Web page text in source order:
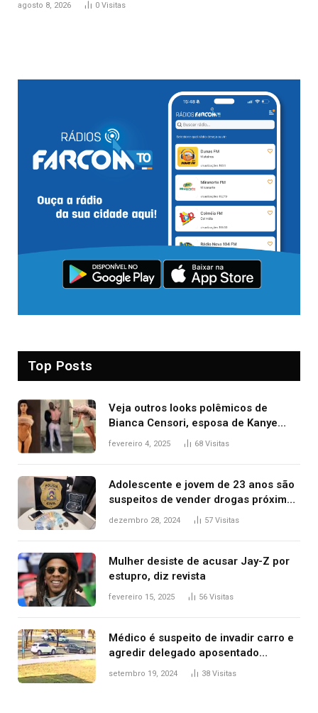
agosto 8, 2026 0 Visitas
Top Posts
Veja outros looks polêmicos de
Bianca Censori, esposa de Kanye
West que apareceu nua no Grammy
fevereiro 4, 2025 68 Visitas
Adolescente e jovem de 23 anos são
suspeitos de vender drogas próximo
de delegacia e escola, diz polícia
dezembro 28, 2024 57 Visitas
Mulher desiste de acusar Jay-Z por
estupro, diz revista
fevereiro 15, 2025 56 Visitas
Médico é suspeito de invadir carro e
agredir delegado aposentado
durante confusão no trânsito
setembro 19, 2024 38 Visitas